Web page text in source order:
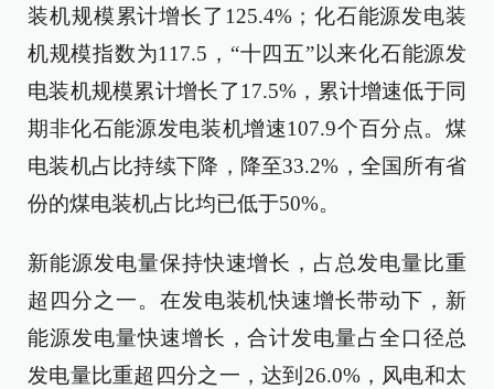
装机规模累计增长了125.4%；化石能源发电装
机规模指数为117.5，“十四五”以来化石能源发
电装机规模累计增长了17.5%，累计增速低于同
期非化石能源发电装机增速107.9个百分点。煤
电装机占比持续下降，降至33.2%，全国所有省
份的煤电装机占比均已低于50%。
新能源发电量保持快速增长，占总发电量比重
超四分之一。在发电装机快速增长带动下，新
能源发电量快速增长，合计发电量占全口径总
发电量比重超四分之一，达到26.0%，风电和太